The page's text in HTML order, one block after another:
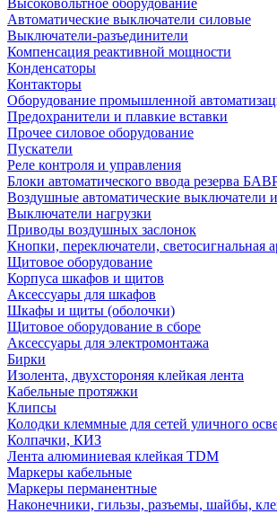
Высоковольтное оборудование
Автоматические выключатели cиловые
Выключатели-разъединители
Компенсация реактивной мощности
Конденсаторы
Контакторы
Оборудование промышленной
Предохранители и плавкие вставки
Прочее силовое оборудование
Пускатели
Реле контроля и управления
Блоки автоматического ввода резерва
Воздушные автоматические выключатели
Выключатели нагрузки
Приводы воздушных заслонок
Кнопки, переключатели, светосигнальная
Щитовое оборудование
Корпуса шкафов и щитов
Аксессуары для шкафов
Шкафы и щиты (оболочки)
Щитовое оборудование в сборе
Аксессуары для электромонтажа
Бирки
Изолента, двухстороняя клейкая лента
Кабельные протяжки
Клипсы
Колодки клеммные для сетей уличного
Колпачки, КИЗ
Лента алюминиевая клейкая TDM
Маркеры кабельные
Маркеры перманентные
Наконечники, гильзы, разъемы, шайбы,